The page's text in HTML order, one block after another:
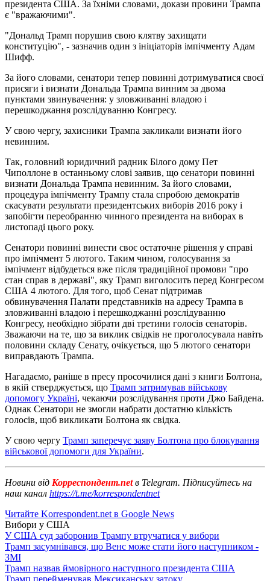
президента США. За їхніми словами, докази провини Трампа
є "вражаючими".
"Дональд Трамп порушив свою клятву захищати
конституцію", - зазначив один з ініціаторів імпічменту Адам
Шифф.
За його словами, сенатори тепер повинні дотримуватися своєї
присяги і визнати Дональда Трампа винним за двома
пунктами звинувачення: у зловживанні владою і
перешкоджання розслідуванню Конгресу.
У свою чергу, захисники Трампа закликали визнати його
невинним.
Так, головний юридичний радник Білого дому Пет
Чиполлоне в останньому слові заявив, що сенатори повинні
визнати Дональда Трампа невинним. За його словами,
процедура імпічменту Трампу стала спробою демократів
скасувати результати президентських виборів 2016 року і
запобігти переобранню чинного президента на виборах в
листопаді цього року.
Сенатори повинні винести своє остаточне рішення у справі
про імпічмент 5 лютого. Таким чином, голосування за
імпічмент відбудеться вже після традиційної промови "про
стан справ в державі", яку Трамп виголосить перед Конгресом
США 4 лютого. Для того, щоб Сенат підтримав
обвинувачення Палати представників на адресу Трампа в
зловживанні владою і перешкоджанні розслідуванню
Конгресу, необхідно зібрати дві третини голосів сенаторів.
Зважаючи на те, що за виклик свідків не проголосувала навіть
половини складу Сенату, очікується, що 5 лютого сенатори
виправдають Трампа.
Нагадаємо, раніше в пресу просочилися дані з книги Болтона,
в якій стверджується, що Трамп затримував військову
допомогу Україні, чекаючи розслідування проти Джо Байдена.
Однак Сенатори не змогли набрати достатню кількість
голосів, щоб викликати Болтона як свідка.
У свою чергу Трамп заперечує заяву Болтона про блокування
військової допомоги для України.
Новини від Корреспондент.netв Telegram. Підписуйтесь на
наш канал https://t.me/korrespondentnet
Читайте Korrespondent.net в Google News
Вибори у США
У США суд заборонив Трампу втручатися у вибори
Трамп засумнівався, що Венс може стати його наступником -
ЗМІ
Трамп назвав ймовірного наступного президента США
Трамп перейменував Мексиканську затоку